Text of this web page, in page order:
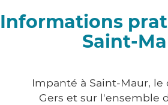
Informations
Saint-
Impanté à Saint-Maur,
Gers et sur l'ensemble